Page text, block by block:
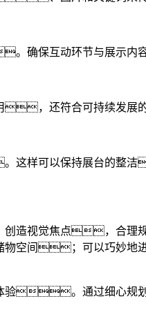
。确保互动环节与展示
，还符合可持续发展
这样可以保持展台的整
视觉焦点，合理
间；可以巧妙地
验。通过细心规